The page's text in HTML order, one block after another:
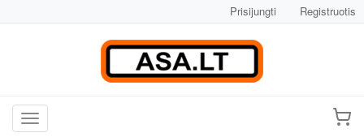
Prisijungti Registruotis
Toggle navigation